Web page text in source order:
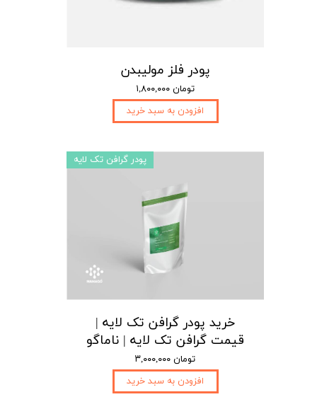
پودر فلز مولیبدن
۱,۸۰۰,۰۰۰ تومان
افزودن به سبد خرید
خرید پودر گرافن تک لایه |
قیمت گرافن تک لایه | ناماگو
۳,۰۰۰,۰۰۰ تومان
افزودن به سبد خرید
پودر گرافن تک لایه